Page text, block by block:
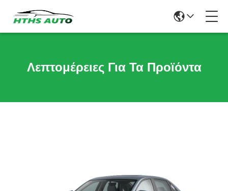
Λεπτομέρειες Για Τα Προϊόντα